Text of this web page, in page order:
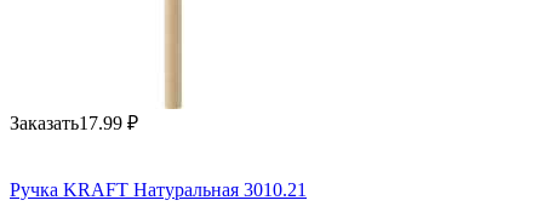
Заказать17.99 ₽
Ручка KRAFT Натуральная 3010.21